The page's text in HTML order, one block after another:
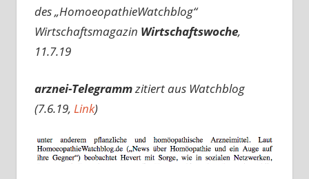
des „HomoeopathieWatchblog“
Wirtschaftsmagazin Wirtschaftswoche,
11.7.19
arznei-Telegrammzitiert aus Watchblog
(7.6.19, Link)